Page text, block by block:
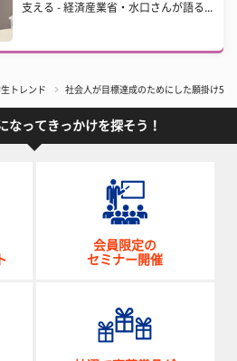
支える - 経済産業省・水口さんが語る...
トレンド 社会人が目標達成のためにした願掛け5つ
なってきっかけを探そう！
会員限定の
セミナー開催